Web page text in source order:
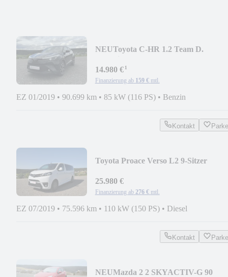
NEUToyota C-HR 1.2 Team D.
14.980 €¹
Finanzierung ab 159 € mtl.
EZ 01/2019 • 90.699 km • 85 kW (116 PS) • Benzin
Kontakt
Toyota Proace Verso L2 9-Sitzer
25.980 €
Finanzierung ab 276 € mtl.
EZ 07/2019 • 75.596 km • 110 kW (150 PS) • Diesel
Kontakt
NEUMazda 2 2 SKYACTIV-G 90